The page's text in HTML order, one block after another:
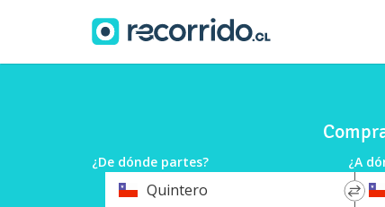
¿De dónde partes? ¿A
OrigenQuintero
*